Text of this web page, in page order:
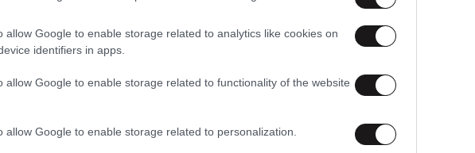
allow Google to enable storage related to analytics like cookies on
identifiers in apps.
allow Google to enable storage related to functionality of the website
allow Google to enable storage related to personalization.
του Ζουλιέν Λοπετέγκι, με την Ελβετία
γεγονός ότι δεν ήταν τόσο δραστήρια όσο
τέλος του ματς είχε φάσεις για δεύτερο
να σκοράρει όταν βγήκε απέναντι από τον
σουτ του Μανζαμπί στο 82′ έφυγε λίγο